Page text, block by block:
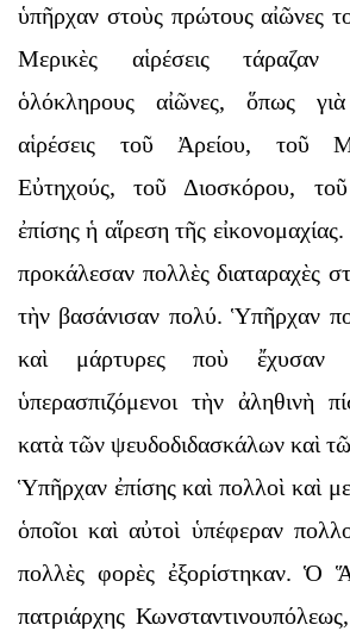
ὑπῆρχαν στοὺς πρώτους αἰῶνες
Μερικὲς αἱρέσεις
ὁλόκληρους αἰῶνες, ὅπως
αἱρέσεις τοῦ Ἀρείου, τοῦ
Εὐτηχούς, τοῦ Διοσκόρου,
ἐπίσης ἡ αἵρεση τῆς εἰκονομαχίας.
προκάλεσαν πολλὲς διαταραχὲς
τὴν βασάνισαν πολύ. Ὑπῆρχαν
καὶ μάρτυρες ποὺ
ὑπερασπιζόμενοι τὴν ἀληθινὴ
κατὰ τῶν ψευδοδιδασκάλων καὶ
Ὑπῆρχαν ἐπίσης καὶ πολλοὶ καὶ
ὁποῖοι καὶ αὐτοὶ ὑπέφεραν
πολλὲς φορὲς ἐξορίστηκαν. Ὁ
πατριάρχης